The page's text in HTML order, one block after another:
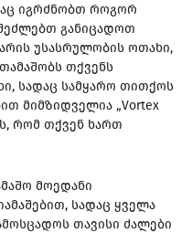
იგრძნობთ როგორ
განიცადოთ
უსასრულობის ოთახი,
თქვენს
სადაც სამყარო თითქოს
მიმზიდველია „Vortex
რომ თქვენ ხართ
მოედანი
სადაც ყველა
თავისი ძალები